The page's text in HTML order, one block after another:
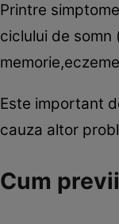
Printre
ciclului de
Este important
cauza altor
Cum